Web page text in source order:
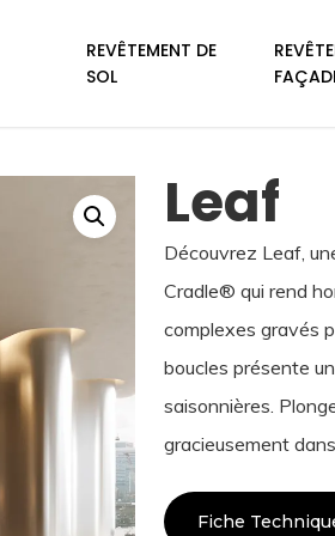
REVÊTEMENT DE
SOL
Leaf
Découvrez Leaf,
Cradle® qui rend
complexes gravés
boucles présente
saisonnières.
gracieusement
Fiche